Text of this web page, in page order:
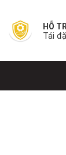
HỖ
Tái